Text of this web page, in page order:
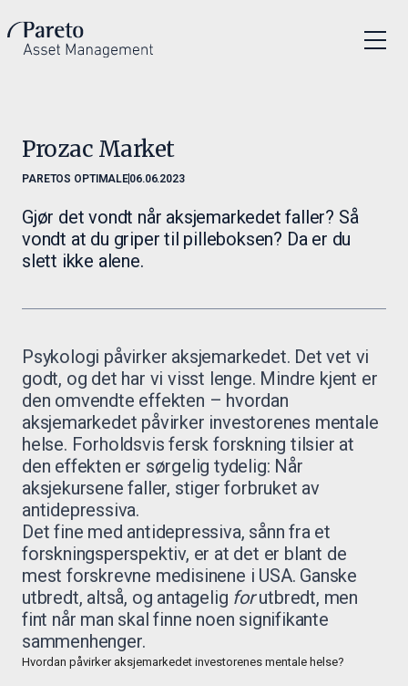
Prozac Market
PARETOS OPTIMALE06.06.2023
Gjør det vondt når aksjemarkedet faller? Så
vondt at du griper til pilleboksen? Da er du
slett ikke alene.
Psykologi påvirker aksjemarkedet. Det vet vi
godt, og det har vi visst lenge. Mindre kjent er
den omvendte effekten – hvordan
aksjemarkedet påvirker investorenes mentale
helse. Forholdsvis fersk forskning tilsier at
den effekten er sørgelig tydelig: Når
aksjekursene faller, stiger forbruket av
antidepressiva.
Det fine med antidepressiva, sånn fra et
forskningsperspektiv, er at det er blant de
mest forskrevne medisinene i USA. Ganske
utbredt, altså, og antagelig forutbredt, men
fint når man skal finne noen signifikante
sammenhenger.
Hvordan påvirker aksjemarkedet investorenes mentale helse?